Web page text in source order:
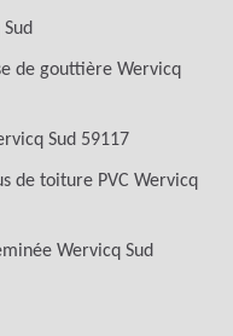
de gouttière Wervicq
Sud 59117
de toiture PVC Wervicq
Wervicq Sud